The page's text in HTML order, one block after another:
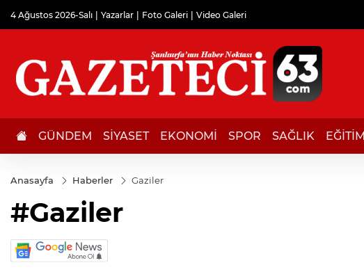
4 Ağustos 2026-Salı Yazarlar Foto Galeri Video Galeri
GÜNDEM SİYASET EKONOMİ SPOR SAĞLIK EĞİTİM
Anasayfa Haberler Gaziler
#Gaziler